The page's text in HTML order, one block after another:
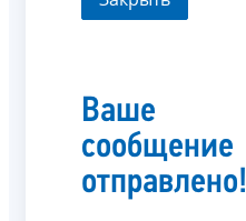
Ваше
сообщение
отправлено!